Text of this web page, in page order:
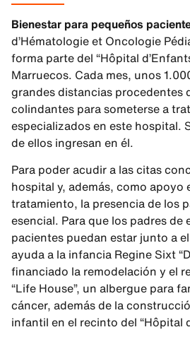
Bienestar para pequeños
d’Hématologie et Oncologie
forma parte del “Hôpital
Marruecos. Cada mes, unos
grandes distancias procedentes
colindantes para someterse a
especializados en este hospital.
de ellos ingresan en él.
Para poder acudir a las citas
hospital y, además, como apoyo
tratamiento, la presencia de los
esencial. Para que los padres de
pacientes puedan estar junto a
ayuda a la infancia Regine Sixt
financiado la remodelación y el
“Life House”, un albergue para
cáncer, además de la
infantil en el recinto del “Hôpital